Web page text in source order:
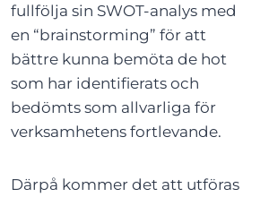
fullfölja sin SWOT-analys med
en “brainstorming” för att
bättre kunna bemöta de hot
som har identifierats och
bedömts som allvarliga för
verksamhetens fortlevande.
Därpå kommer det att utföras